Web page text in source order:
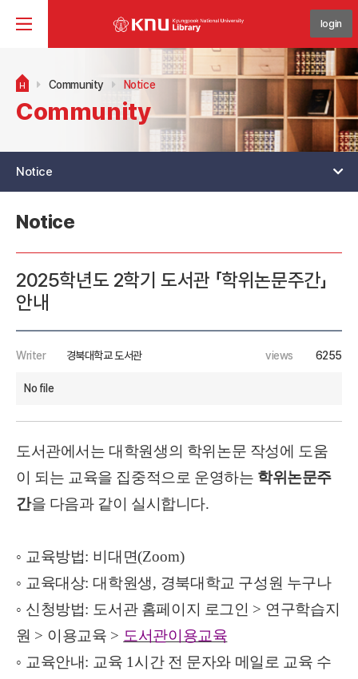
login
H Community Notice
Community
Notice
Notice
2025학년도 2학기 도서관 「학위논문주간」
안내
Writer 경북대학교 도서관 views 6255
No file
도서관에서는 대학원생의 학위논문 작성에 도움
이 되는 교육을 집중적으로 운영하는 학위논문주
간을 다음과 같이 실시합니다.
◦ 교육방법: 비대면(Zoom)
◦ 교육대상: 대학원생, 경북대학교 구성원 누구나
◦ 신청방법: 도서관 홈페이지 로그인 > 연구학습지
원 > 이용교육 > 도서관이용교육
◦ 교육안내: 교육 1 시간 전 문자와 메일로 교육 수